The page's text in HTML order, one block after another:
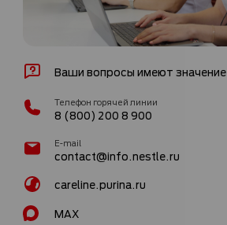
Ваши вопросы имеют значение
Телефон горячей линии
8 (800) 200 8 900
E-mail
contact@info.nestle.ru
careline.purina.ru
MAX